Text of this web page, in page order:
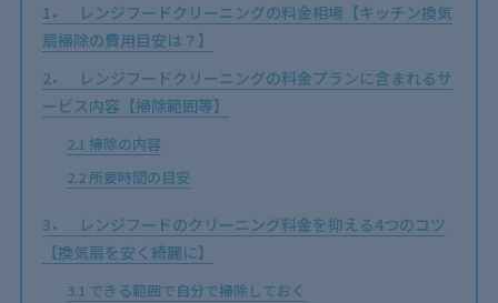
1
レンジフードクリーニングの料金相場【キッチン換気
扇掃除の費用目安は？】
2
レンジフードクリーニングの料金プランに含まれるサ
ービス内容【掃除範囲等】
2.1 掃除の内容
2.2所要時間の目安
3
レンジフードのクリーニング料金を抑える4つのコツ
【換気扇を安く綺麗に】
3.1 できる範囲で自分で掃除しておく